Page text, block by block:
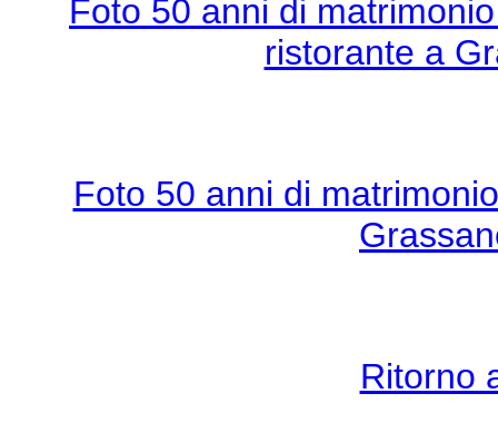
Foto 50 anni di
ristorante a
Foto 50 anni di
Ritorno